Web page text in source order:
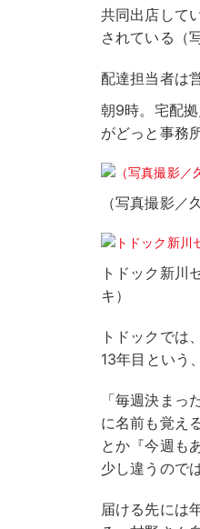
共同出店して
されている（
配達担当者は
朝9時。宅配
がどっと事務
（写真撮影／
トドック新川
キ）
トドックでは
13年目という
「毎週決ま
に名前も覚え
とか『今週も
少し違うので
届ける先には